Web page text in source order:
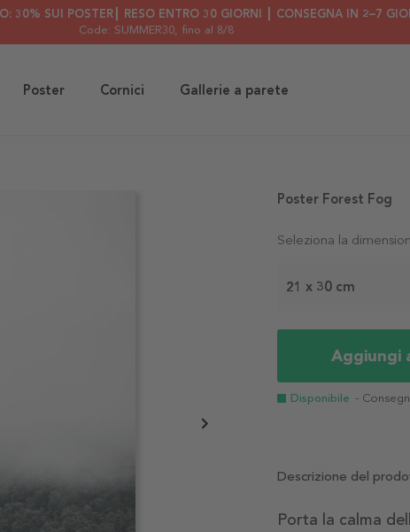
30% SUI POSTER┃ RESO ENTRO 30 GIORNI ┃ CONSEGNA IN 2–7
Code: SUMMER30, fino al 8/8
Poster Cornici Gallerie a parete
Seleziona la
21 x 30 cm
Aggiungi
Disponibile -
Poster Forest Fog
Descrizione del
Porta la calma